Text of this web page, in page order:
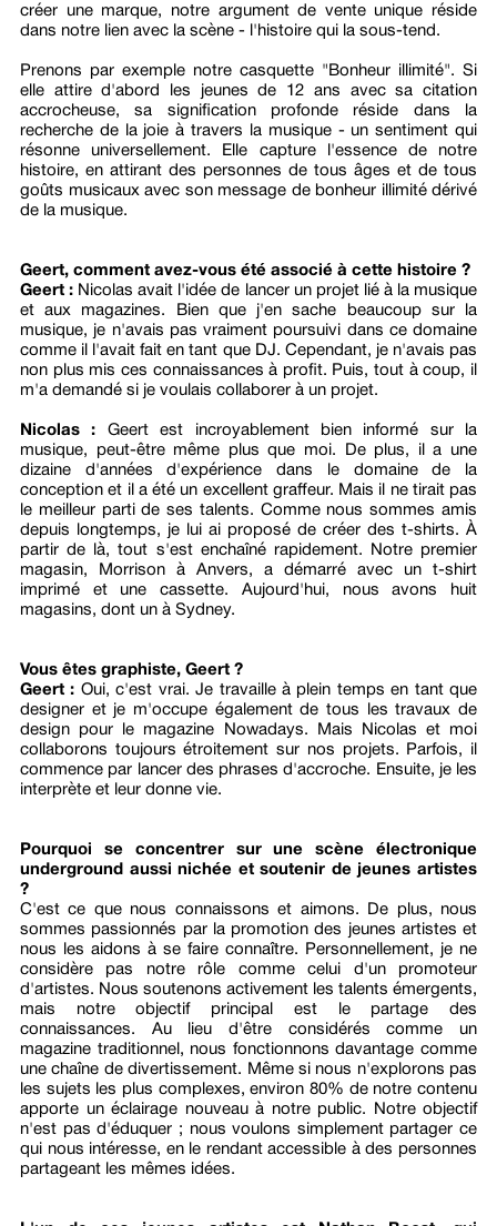
créer une marque, notre argument de vente unique réside
dans notre lien avec la scène - l'histoire qui la sous-tend.
Prenons par exemple notre casquette "Bonheur illimité". Si
elle attire d'abord les jeunes de 12 ans avec sa citation
accrocheuse, sa signification profonde réside dans la
recherche de la joie à travers la musique - un sentiment qui
résonne universellement. Elle capture l'essence de notre
histoire, en attirant des personnes de tous âges et de tous
goûts musicaux avec son message de bonheur illimité dérivé
de la musique.
Geert, comment avez-vous été associé à cette histoire ?
Geert : Nicolas avait l'idée de lancer un projet lié à la musique
et aux magazines. Bien que j'en sache beaucoup sur la
musique, je n'avais pas vraiment poursuivi dans ce domaine
comme il l'avait fait en tant que DJ. Cependant, je n'avais pas
non plus mis ces connaissances à profit. Puis, tout à coup, il
m'a demandé si je voulais collaborer à un projet.
Nicolas : Geert est incroyablement bien informé sur la
musique, peut-être même plus que moi. De plus, il a une
dizaine d'années d'expérience dans le domaine de la
conception et il a été un excellent graffeur. Mais il ne tirait pas
le meilleur parti de ses talents. Comme nous sommes amis
depuis longtemps, je lui ai proposé de créer des t-shirts. À
partir de là, tout s'est enchaîné rapidement. Notre premier
magasin, Morrison à Anvers, a démarré avec un t-shirt
imprimé et une cassette. Aujourd'hui, nous avons huit
magasins, dont un à Sydney.
Vous êtes graphiste, Geert ?
Geert : Oui, c'est vrai. Je travaille à plein temps en tant que
designer et je m'occupe également de tous les travaux de
design pour le magazine Nowadays. Mais Nicolas et moi
collaborons toujours étroitement sur nos projets. Parfois, il
commence par lancer des phrases d'accroche. Ensuite, je les
interprète et leur donne vie.
Pourquoi se concentrer sur une scène électronique
underground aussi nichée et soutenir de jeunes artistes
?
C'est ce que nous connaissons et aimons. De plus, nous
sommes passionnés par la promotion des jeunes artistes et
nous les aidons à se faire connaître. Personnellement, je ne
considère pas notre rôle comme celui d'un promoteur
d'artistes. Nous soutenons activement les talents émergents,
mais notre objectif principal est le partage des
connaissances. Au lieu d'être considérés comme un
magazine traditionnel, nous fonctionnons davantage comme
une chaîne de divertissement. Même si nous n'explorons pas
les sujets les plus complexes, environ 80% de notre contenu
apporte un éclairage nouveau à notre public. Notre objectif
n'est pas d'éduquer ; nous voulons simplement partager ce
qui nous intéresse, en le rendant accessible à des personnes
partageant les mêmes idées.